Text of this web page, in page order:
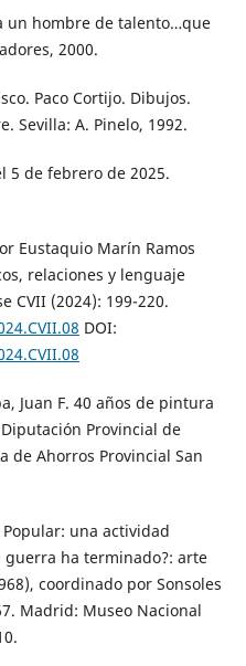
un hombre de talento…que
2000.
Paco Cortijo. Dibujos.
Sevilla: A. Pinelo, 1992.
5 de febrero de 2025.
Eustaquio Marín Ramos
relaciones y lenguaje
CVII (2024): 199-220.
DOI:
Juan F. 40 años de pintura
Provincial de
de Ahorros Provincial San
una actividad
guerra ha terminado?: arte
coordinado por Sonsoles
Madrid: Museo Nacional